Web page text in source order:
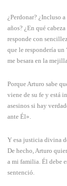
¿Perdonar? ¿Incluso
años? ¿En qué
responde con
que le respondería un
me besara en la
Porque Arturo sabe
viene de su fe y está
asesinos si hay
ante Él».
Y esa justicia divina
De hecho, Arturo
a mi familia. Él debe
sentenció.